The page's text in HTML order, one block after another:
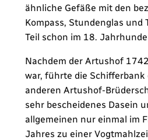
ähnliche Gefäße mit den
Kompass, Stundenglas und
Teil schon im 18.
Nachdem der Artushof
war, führte die Schifferbank
anderen Artushof-
sehr bescheidenes Dasein
allgemeinen nur einmal im
Jahres zu einer